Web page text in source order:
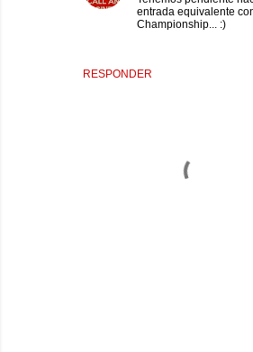
RESPONDER
entrada equivalente
Championship... :)